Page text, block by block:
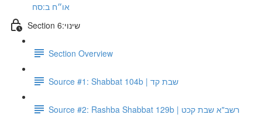
או״ח ב:סח
Section 6:שינוי
Section Overview
Source #1: Shabbat 104b | שבת קד
Source #2: Rashba Shabbat 129b | רשב"א שבת קכט